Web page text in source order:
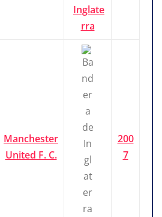
Inglate
rra
Manchester
United F. C.
200
7